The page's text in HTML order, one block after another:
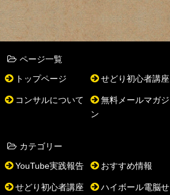
ページ一覧
トップページ
せどり初心者講座
コンサルについて
無料メールマガジ
ン
カテゴリー
YouTube実践報告
おすすめ情報
せどり初心者講座 ハイボール電脳せ